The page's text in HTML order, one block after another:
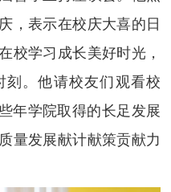
，表示在校庆大喜的日
校学习成长美好时光，
刻。他请校友们观看校
年学院取得的长足发展
量发展献计献策贡献力